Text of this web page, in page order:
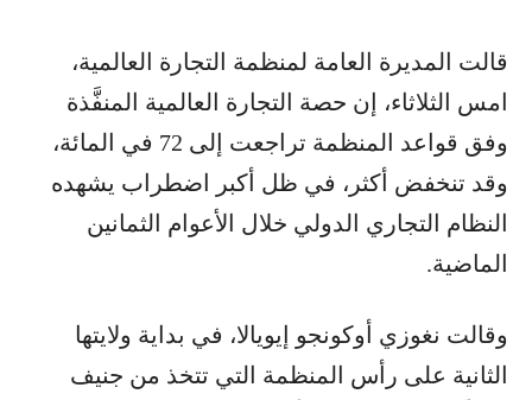
قالت المديرة العامة لمنظمة التجارة العالمية،
امس الثلاثاء، إن حصة التجارة العالمية المنفَّذة
وفق قواعد المنظمة تراجعت إلى 72 في المائة،
وقد تنخفض أكثر، في ظل أكبر اضطراب يشهده
النظام التجاري الدولي خلال الأعوام الثمانين
الماضية.
وقالت نغوزي أوكونجو إيويالا، في بداية ولايتها
الثانية على رأس المنظمة التي تتخذ من جنيف